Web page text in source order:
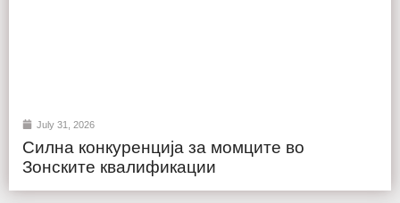
July 31, 2026
Силна конкуренција за момците во
Зонските квалификации